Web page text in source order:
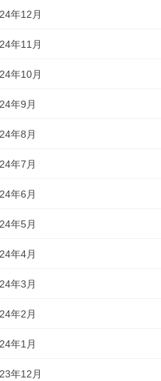
年12月
年11月
年10月
年9月
年8月
年7月
年6月
年5月
年4月
年3月
年2月
年1月
年12月